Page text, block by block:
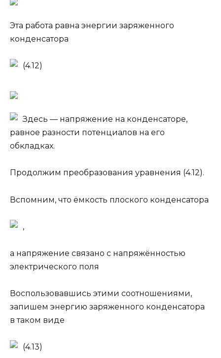
Эта работа равна энергии заряженного
конденсатора
(4.12)
Здесь — напряжение на конденсаторе,
равное разности потенциалов на его
обкладках.
Продолжим преобразования уравнения (4.12).
Вспомним, что ёмкость плоского конденсатора
,
а напряжение связано с напряжённостью
электрического поля
Воспользовавшись этими соотношениями,
запишем энергию заряженного конденсатора
в таком виде
(4.13)